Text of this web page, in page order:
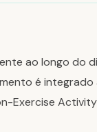
ao longo do
é integrado
Exercise